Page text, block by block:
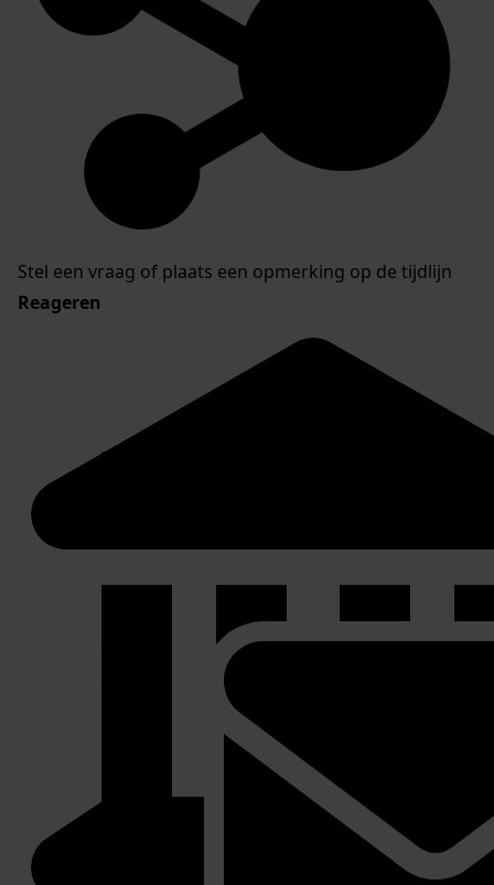
Stel een vraag of plaats een opmerking op de tijdlijn
Reageren